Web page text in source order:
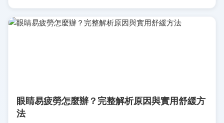
眼睛易疲勞怎麼辦？完整解析原因與實用舒緩方
法